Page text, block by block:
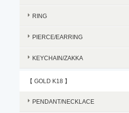
RING
PIERCE/EARRING
KEYCHAIN/ZAKKA
【 GOLD K18 】
PENDANT/NECKLACE